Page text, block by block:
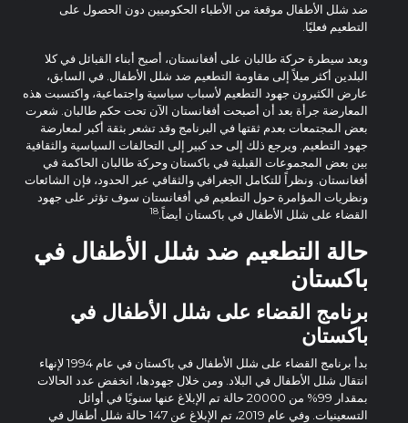
ضد شلل الأطفال موقعة من الأطباء الحكوميين دون الحصول على
التطعيم فعليًا.
وبعد سيطرة حركة طالبان على أفغانستان، أصبح أبناء القبائل في كلا
البلدين أكثر ميلاً إلى مقاومة التطعيم ضد شلل الأطفال. في السابق،
عارض الكثيرون جهود التطعيم لأسباب سياسية واجتماعية، واكتسبت هذه
المعارضة جرأة بعد أن أصبحت أفغانستان الآن تحت حكم طالبان. شعرت
بعض المجتمعات بعدم ثقتها في البرنامج وقد تشعر بثقة أكبر لمعارضة
جهود التطعيم. ويرجع ذلك إلى حد كبير إلى التحالفات السياسية والثقافية
بين بعض المجموعات القبلية في باكستان وحركة طالبان الحاكمة في
أفغانستان. ونظراً للتكامل الجغرافي والثقافي عبر الحدود، فإن الشائعات
ونظريات المؤامرة حول التطعيم في أفغانستان سوف تؤثر على جهود
القضاء على شلل الأطفال في باكستان أيضاً. 18
حالة التطعيم ضد شلل الأطفال في
باكستان
برنامج القضاء على شلل الأطفال في
باكستان
بدأ برنامج القضاء على شلل الأطفال في باكستان في عام 1994 لإنهاء
انتقال شلل الأطفال في البلاد. ومن خلال جهودها، انخفض عدد الحالات
بمقدار 99% من 20000 حالة تم الإبلاغ عنها سنويًا في أوائل
التسعينيات. وفي عام 2019، تم الإبلاغ عن 147 حالة شلل أطفال في